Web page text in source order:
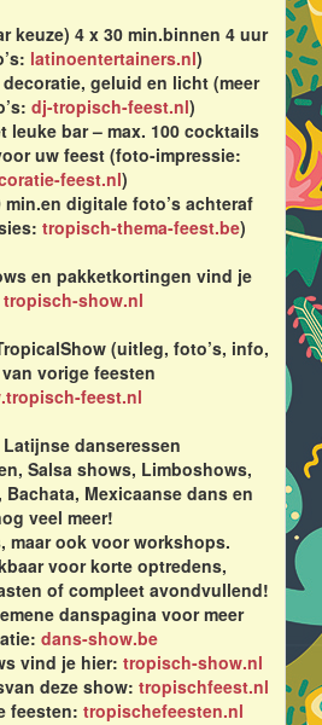
keuze) 4 x 30 min.binnen 4 uur
latinoentertainers.nl)
geluid en licht (meer
dj-tropisch-feest.nl)
leuke bar – max. 100 cocktails
uw feest (foto-impressie:
feest.nl)
digitale foto’s achteraf
tropisch-thema-feest.be)
en pakketkortingen vind je
tropisch-show.nl
(uitleg, foto’s, info,
vorige feesten
feest.nl
danseressen
Salsa shows, Limboshows,
Bachata, Mexicaanse dans en
veel meer!
maar ook voor workshops.
voor korte optredens,
of compleet avondvullend!
danspagina voor meer
dans-show.be
vind je hier: tropisch-show.nl
deze show: tropischfeest.nl
feesten: tropischefeesten.nl